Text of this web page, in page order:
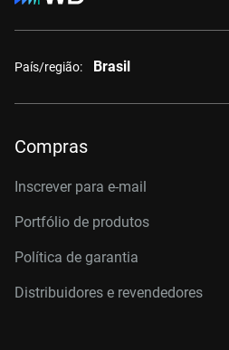
País/região: Brasil
Compras
Inscrever para e-mail
Portfólio de produtos
Política de garantia
Distribuidores e revendedores